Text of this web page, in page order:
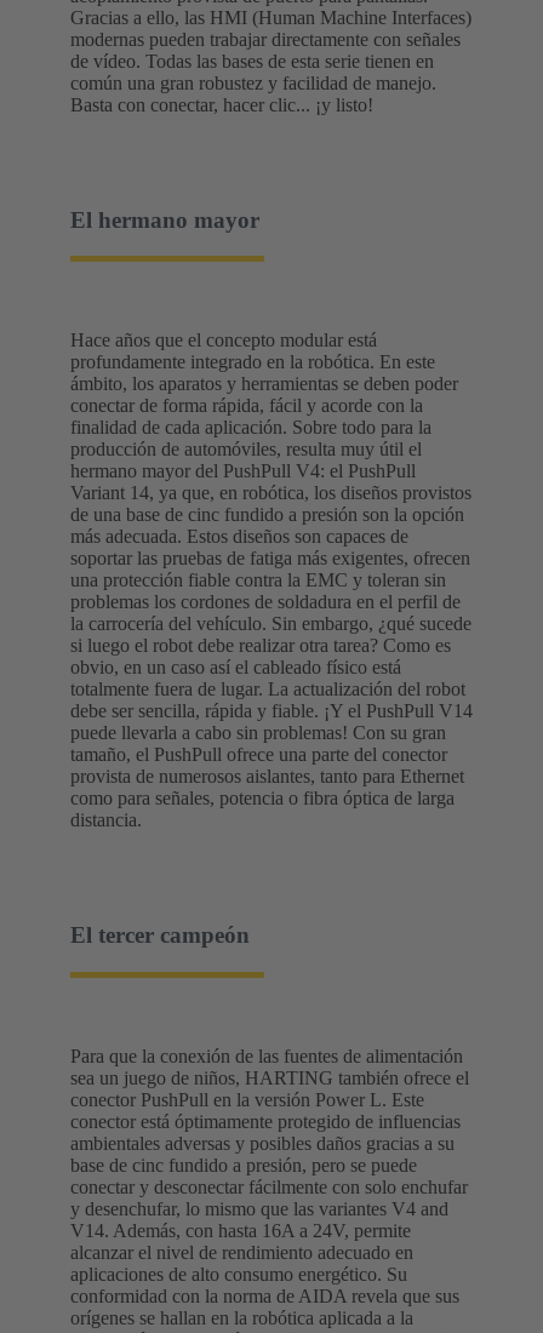
Gracias a ello, las HMI (Human Machine Interfaces)
modernas pueden trabajar directamente con señales
de vídeo. Todas las bases de esta serie tienen en
común una gran robustez y facilidad de manejo.
Basta con conectar, hacer clic... ¡y listo!
El hermano mayor
Hace años que el concepto modular está
profundamente integrado en la robótica. En este
ámbito, los aparatos y herramientas se deben poder
conectar de forma rápida, fácil y acorde con la
finalidad de cada aplicación. Sobre todo para la
producción de automóviles, resulta muy útil el
hermano mayor del PushPull V4: el PushPull
Variant 14, ya que, en robótica, los diseños provistos
de una base de cinc fundido a presión son la opción
más adecuada. Estos diseños son capaces de
soportar las pruebas de fatiga más exigentes, ofrecen
una protección fiable contra la EMC y toleran sin
problemas los cordones de soldadura en el perfil de
la carrocería del vehículo. Sin embargo, ¿qué sucede
si luego el robot debe realizar otra tarea? Como es
obvio, en un caso así el cableado físico está
totalmente fuera de lugar. La actualización del robot
debe ser sencilla, rápida y fiable. ¡Y el PushPull V14
puede llevarla a cabo sin problemas! Con su gran
tamaño, el PushPull ofrece una parte del conector
provista de numerosos aislantes, tanto para Ethernet
como para señales, potencia o fibra óptica de larga
distancia.
El tercer campeón
Para que la conexión de las fuentes de alimentación
sea un juego de niños, HARTING también ofrece el
conector PushPull en la versión Power L. Este
conector está óptimamente protegido de influencias
ambientales adversas y posibles daños gracias a su
base de cinc fundido a presión, pero se puede
conectar y desconectar fácilmente con solo enchufar
y desenchufar, lo mismo que las variantes V4 and
V14. Además, con hasta 16A a 24V, permite
alcanzar el nivel de rendimiento adecuado en
aplicaciones de alto consumo energético. Su
conformidad con la norma de AIDA revela que sus
orígenes se hallan en la robótica aplicada a la